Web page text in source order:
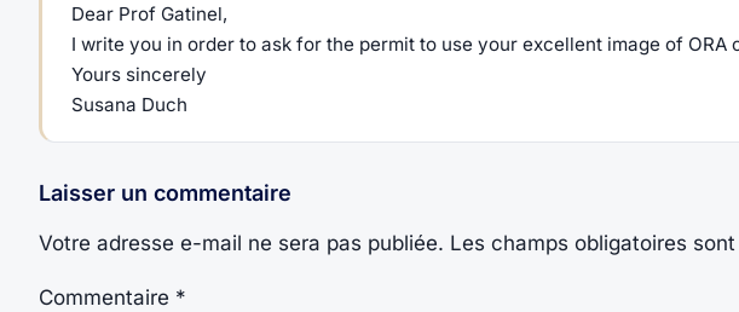
Dear Prof Gatinel,
I write you in order to ask for the permit to use your excellent image of
Yours sincerely
Susana Duch
Laisser un commentaire
Votre adresse e-mail ne sera pas publiée. Les champs obligatoires
Commentaire *